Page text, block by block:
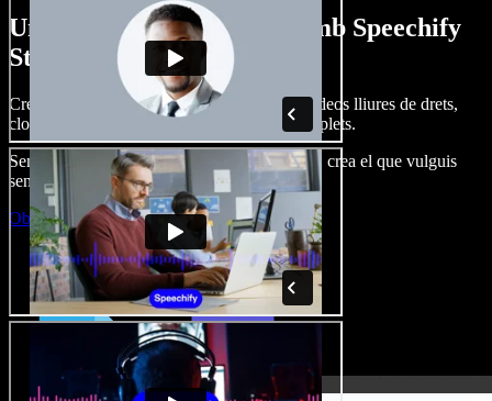
Un tastet del que pots fer amb Speechify
Studio.
Crea dobl. de veu, afegeix imatges, àudio, vídeos lliures de drets,
clona veus i munta projectes multimèdia complets.
Sense corba d’aprenentatge, tot al navegador: crea el que vulguis
sense els límits de sempre.
Obre l'Studio